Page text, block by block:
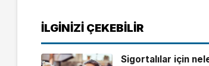
İLGINIZI ÇEKEBILIR
Sigortalılar için